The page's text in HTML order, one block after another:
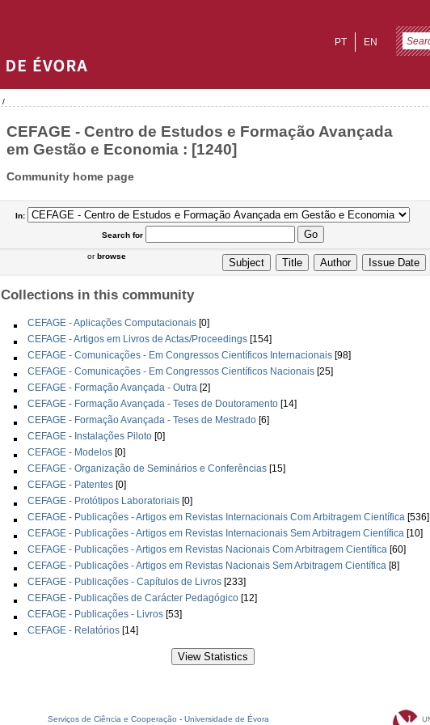
EN
PT
/
CEFAGE - Centro de Estudos e Formação Avançada
em Gestão e Economia : [1240]
Community home page
In:
Searchfor
orbrowse
Collections in this community
CEFAGE - Aplicações Computacionais [0]
CEFAGE - Artigos em Livros de Actas/Proceedings [154]
CEFAGE - Comunicações - Em Congressos Científicos Internacionais [98]
CEFAGE - Comunicações - Em Congressos Científicos Nacionais [25]
CEFAGE - Formação Avançada - Outra [2]
CEFAGE - Formação Avançada - Teses de Doutoramento [14]
CEFAGE - Formação Avançada - Teses de Mestrado [6]
CEFAGE - Instalações Piloto [0]
CEFAGE - Modelos [0]
CEFAGE - Organização de Seminários e Conferências [15]
CEFAGE - Patentes [0]
CEFAGE - Protótipos Laboratoriais [0]
CEFAGE - Publicações - Artigos em Revistas Internacionais Com Arbitragem Científica [536]
CEFAGE - Publicações - Artigos em Revistas Internacionais Sem Arbitragem Científica [10]
CEFAGE - Publicações - Artigos em Revistas Nacionais Com Arbitragem Científica [60]
CEFAGE - Publicações - Artigos em Revistas Nacionais Sem Arbitragem Científica [8]
CEFAGE - Publicações - Capítulos de Livros [233]
CEFAGE - Publicações de Carácter Pedagógico [12]
CEFAGE - Publicações - Livros [53]
CEFAGE - Relatórios [14]
Serviços de Ciência e Cooperação - Universidade de Évora